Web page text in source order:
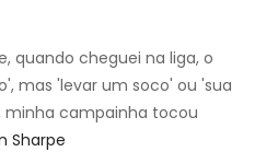
quando cheguei na liga, o
mas 'levar um soco' ou 'sua
minha campainha tocou
Sharpe